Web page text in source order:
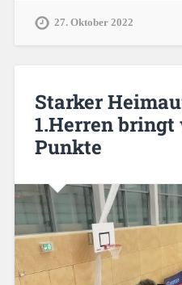
27. Oktober 2022
Starker
1.Herren
Punkte